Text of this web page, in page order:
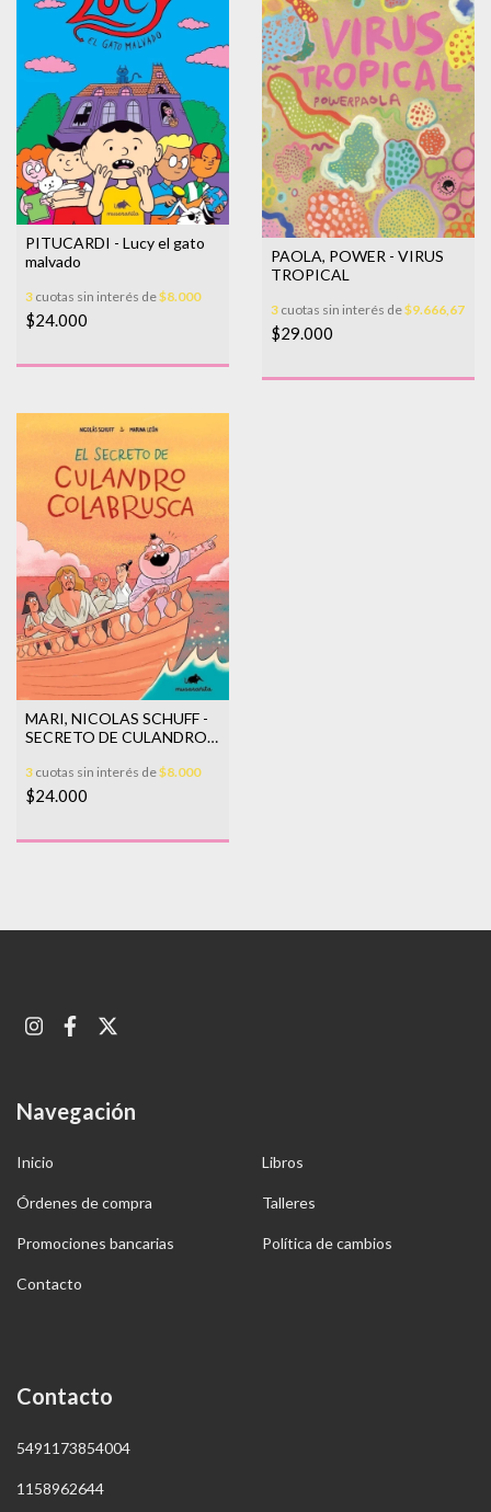
PITUCARDI - Lucy el gato
malvado
3 cuotas sin interés de$8.000
$24.000
PAOLA, POWER - VIRUS
TROPICAL
3 cuotas sin interés de$9.666,67
$29.000
MARI, NICOLAS SCHUFF -
SECRETO DE CULANDRO
3 cuotas sin interés de$8.000
$24.000
Navegación
Inicio Libros
Órdenes de compra Talleres
Promociones bancarias Política de cambios
Contacto
Contacto
5491173854004
1158962644